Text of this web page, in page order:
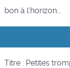
bon à l’horizon...
Titre : Petites